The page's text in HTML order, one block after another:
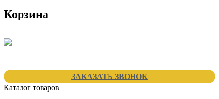
Корзина
ЗАКАЗАТЬ ЗВОНОК
Каталог товаров